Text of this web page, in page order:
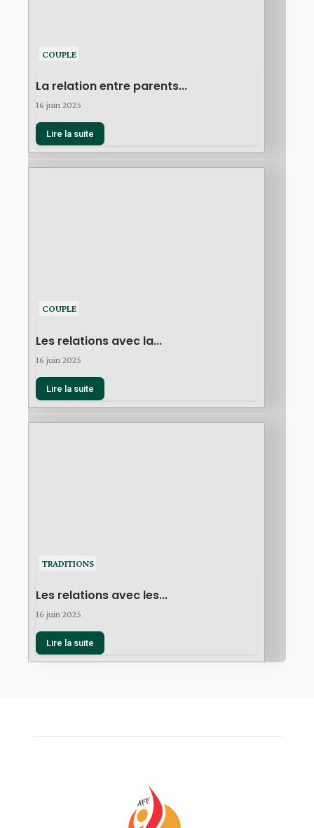
COUPLE
La relation entre parents...
16 juin 2025
Lire la suite
COUPLE
Les relations avec la...
16 juin 2025
Lire la suite
TRADITIONS
Les relations avec les...
16 juin 2025
Lire la suite